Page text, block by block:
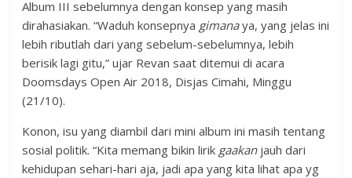
Album III sebelumnya dengan konsep yang masih
dirahasiakan. “Waduh konsepnya gimanaya, yang jelas ini
lebih ributlah dari yang sebelum-sebelumnya, lebih
berisik lagi gitu,” ujar Revan saat ditemui di acara
Doomsdays Open Air 2018, Disjas Cimahi, Minggu
(21/10).
Konon, isu yang diambil dari mini album ini masih tentang
sosial politik. “Kita memang bikin lirik gaakanjauh dari
kehidupan sehari-hari aja, jadi apa yang kita lihat apa yg